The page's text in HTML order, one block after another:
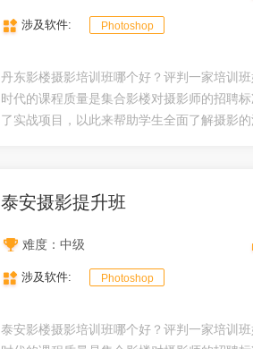
涉及软件: Photoshop
丹东影楼摄影培训班哪个好？评判一家培训
时代的课程质量是集合影楼对摄影师的招聘
了实战项目，以此来帮助学生全面了解摄影
泰安摄影提升班
难度：中级
涉及软件: Photoshop
泰安影楼摄影培训班哪个好？评判一家培训